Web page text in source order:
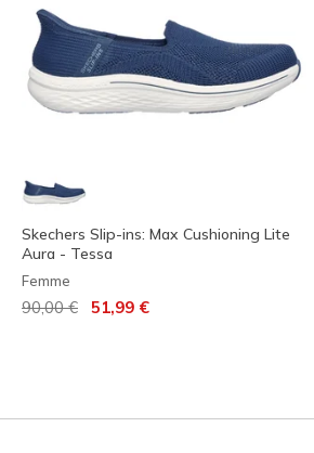
Skechers Slip-ins: Max Cushioning Lite
Aura - Tessa
Femme
Prix réduit de
90,00 € 51,99 €